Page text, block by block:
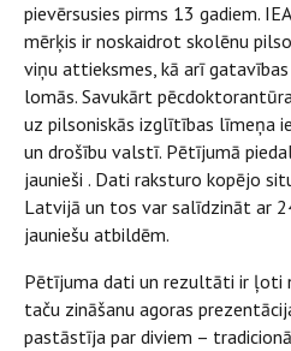
pievērsusies pirms 13 gadiem.
mērķis ir noskaidrot skolēnu
viņu attieksmes, kā arī
lomās. Savukārt
uz pilsoniskās izglītības līmeņa
un drošību valstī. Pētījumā
jaunieši . Dati raksturo kopējo
Latvijā un tos var salīdzināt ar
jauniešu atbildēm.
Pētījuma dati un rezultāti ir ļoti
taču zināšanu agoras
pastāstīja par diviem –